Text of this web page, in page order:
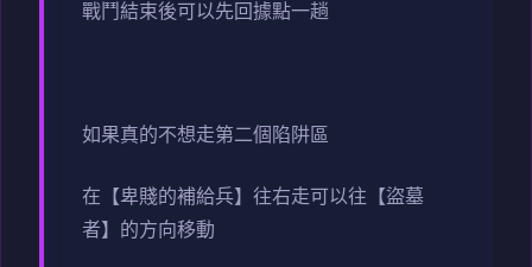
戰鬥結束後可以先回據點一趟
如果真的不想走第二個陷阱區
在【卑賤的補給兵】往右走可以往【盜墓
者】的方向移動